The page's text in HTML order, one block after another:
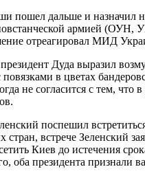
дальше и назначил
армией
отреагировал МИД
Дуда выразил
в цветах
не согласится с тем,
поспешил
стран, встрече
Киев до истечения
президента признали